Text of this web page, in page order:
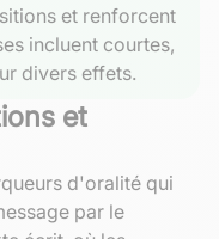
et renforcent
incluent courtes,
divers effets.
et
d'oralité qui
par le